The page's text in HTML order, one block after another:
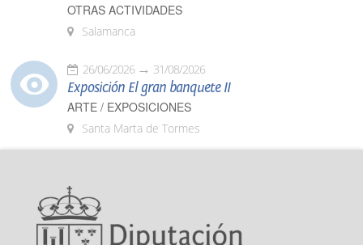
OTRAS ACTIVIDADES
Salamanca
26/06/2026 31/08/2026
Exposición El gran banquete II
ARTE / EXPOSICIONES
Santa Marta de Tormes